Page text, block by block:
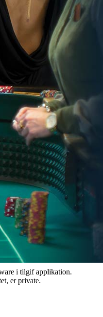
i tilgif applikation.
er private.